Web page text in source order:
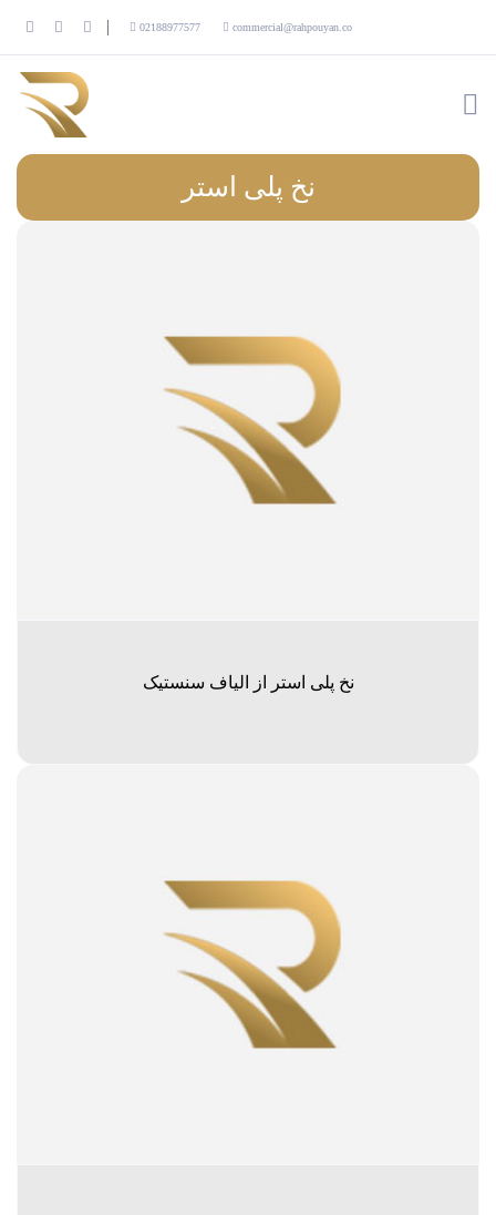
commercial@rahpouyan.co
02188977577
نخ پلی استر
نخ پلی استر از الیاف سنستیک